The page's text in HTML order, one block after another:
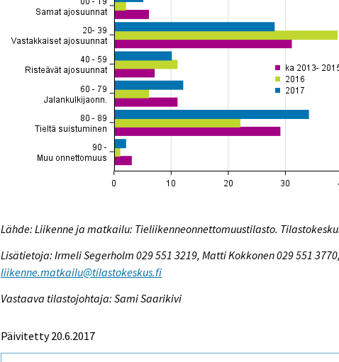
Lähde: Liikenne ja matkailu: Tieliikenneonnettomuustilasto.
Lisätietoja: Irmeli Segerholm 029 551 3219, Matti Kokkonen 029 551
liikenne.matkailu@tilastokeskus.fi
Vastaava tilastojohtaja: Sami Saarikivi
Päivitetty 20.6.2017